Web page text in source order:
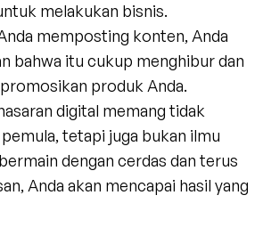
melakukan bisnis.
memposting konten, Anda
bahwa itu cukup menghibur dan
produk Anda.
digital memang tidak
tetapi juga bukan ilmu
dengan cerdas dan terus
Anda akan mencapai hasil yang